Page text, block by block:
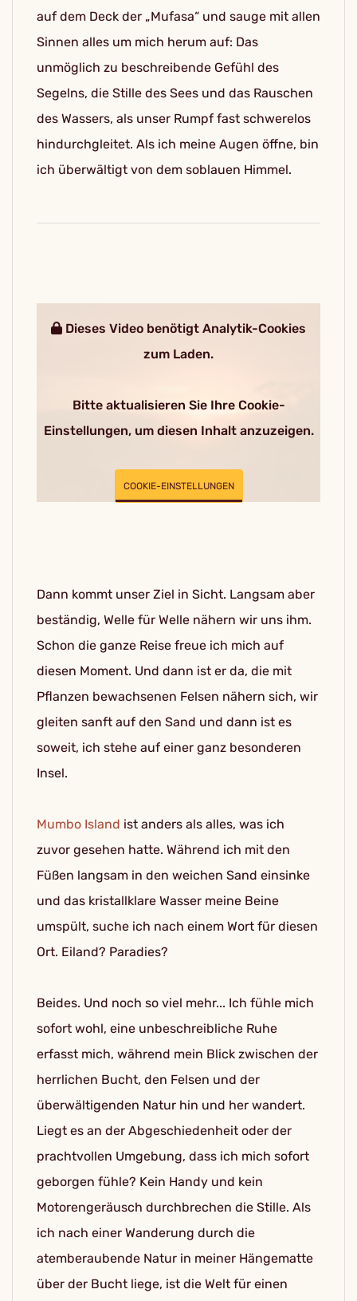
auf dem Deck der „Mufasa“ und sauge mit allen
Sinnen alles um mich herum auf: Das
unmöglich zu beschreibende Gefühl des
Segelns, die Stille des Sees und das Rauschen
des Wassers, als unser Rumpf fast schwerelos
hindurchgleitet. Als ich meine Augen öffne, bin
ich überwältigt von dem soblauen Himmel.
Dieses Video benötigt Analytik-Cookies
zum Laden.
Bitte aktualisieren Sie Ihre Cookie-
Einstellungen, um diesen Inhalt anzuzeigen.
COOKIE-EINSTELLUNGEN
Dann kommt unser Ziel in Sicht. Langsam aber
beständig, Welle für Welle nähern wir uns ihm.
Schon die ganze Reise freue ich mich auf
diesen Moment. Und dann ist er da, die mit
Pflanzen bewachsenen Felsen nähern sich, wir
gleiten sanft auf den Sand und dann ist es
soweit, ich stehe auf einer ganz besonderen
Insel.
Mumbo Island ist anders als alles, was ich
zuvor gesehen hatte. Während ich mit den
Füßen langsam in den weichen Sand einsinke
und das kristallklare Wasser meine Beine
umspült, suche ich nach einem Wort für diesen
Ort. Eiland? Paradies?
Beides. Und noch so viel mehr... Ich fühle mich
sofort wohl, eine unbeschreibliche Ruhe
erfasst mich, während mein Blick zwischen der
herrlichen Bucht, den Felsen und der
überwältigenden Natur hin und her wandert.
Liegt es an der Abgeschiedenheit oder der
prachtvollen Umgebung, dass ich mich sofort
geborgen fühle? Kein Handy und kein
Motorengeräusch durchbrechen die Stille. Als
ich nach einer Wanderung durch die
atemberaubende Natur in meiner Hängematte
über der Bucht liege, ist die Welt für einen